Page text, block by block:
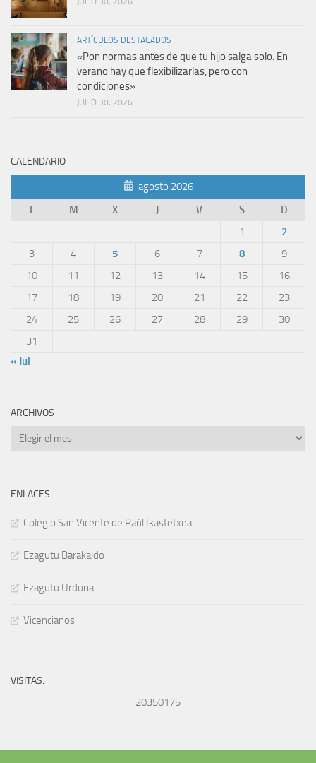
ARTÍCULOS DESTACADOS
«Pon normas antes de que tu hijo salga solo. En
verano hay que flexibilizarlas, pero con
condiciones»
JULIO 30, 2026
CALENDARIO
agosto 2026
L
M X J V S
D
1
2
3
4 5 6 7 8
9
10
11 12 13 14 15
16
17
18 19 20 21 22
23
24
25 26 27 28 29
30
31
« Jul
ARCHIVOS
Archivos
ENLACES
Colegio San Vicente de Paúl Ikastetxea
Ezagutu Barakaldo
Ezagutu Urduna
Vicencianos
VISITAS:
20350175